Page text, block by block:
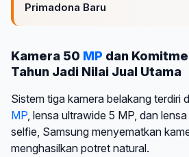
Primadona Baru
Kamera 50 MP dan
Tahun Jadi Nilai Jual Utama
Sistem tiga kamera belakang terdiri
MP, lensa ultrawide 5 MP, dan
selfie, Samsung menyematkan
menghasilkan potret natural.